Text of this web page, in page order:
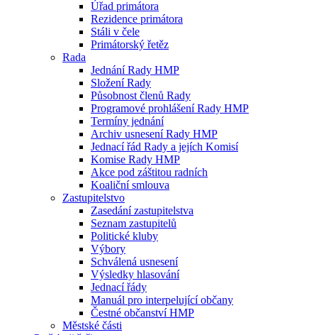
Úřad primátora
Rezidence primátora
Stáli v čele
Primátorský řetěz
Rada
Jednání Rady HMP
Složení Rady
Působnost členů Rady
Programové prohlášení Rady HMP
Termíny jednání
Archiv usnesení Rady HMP
Jednací řád Rady a jejích Komisí
Komise Rady HMP
Akce pod záštitou radních
Koaliční smlouva
Zastupitelstvo
Zasedání zastupitelstva
Seznam zastupitelů
Politické kluby
Výbory
Schválená usnesení
Výsledky hlasování
Jednací řády
Manuál pro interpelující občany
Čestné občanství HMP
Městské části